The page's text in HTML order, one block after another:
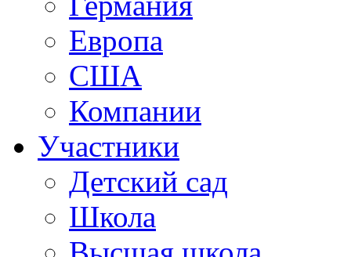
Европа
США
Компании
Участники
Детский сад
Школа